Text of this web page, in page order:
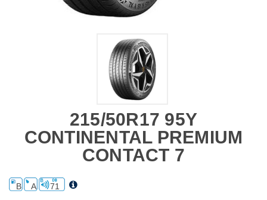
215/50R17 95Y
CONTINENTAL PREMIUM
CONTACT 7
B A 71